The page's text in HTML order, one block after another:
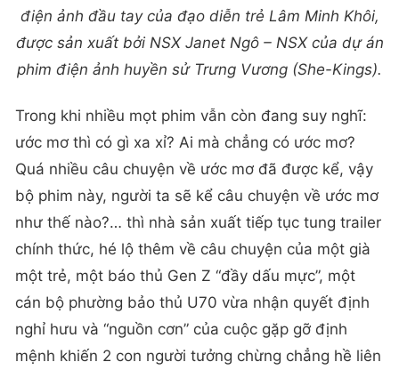
điện ảnh đầu tay của đạo diễn trẻ Lâm Minh Khôi,
được sản xuất bởi NSX Janet Ngô – NSX của dự án
phim điện ảnh huyền sử Trưng Vương (She-Kings).
Trong khi nhiều mọt phim vẫn còn đang suy nghĩ:
ước mơ thì có gì xa xỉ? Ai mà chẳng có ước mơ?
Quá nhiều câu chuyện về ước mơ đã được kể, vậy
bộ phim này, người ta sẽ kể câu chuyện về ước mơ
như thế nào?… thì nhà sản xuất tiếp tục tung trailer
chính thức, hé lộ thêm về câu chuyện của một già
một trẻ, một báo thủ Gen Z “đầy dấu mực”, một
cán bộ phường bảo thủ U70 vừa nhận quyết định
nghỉ hưu và “nguồn cơn” của cuộc gặp gỡ định
mệnh khiến 2 con người tưởng chừng chẳng hề liên